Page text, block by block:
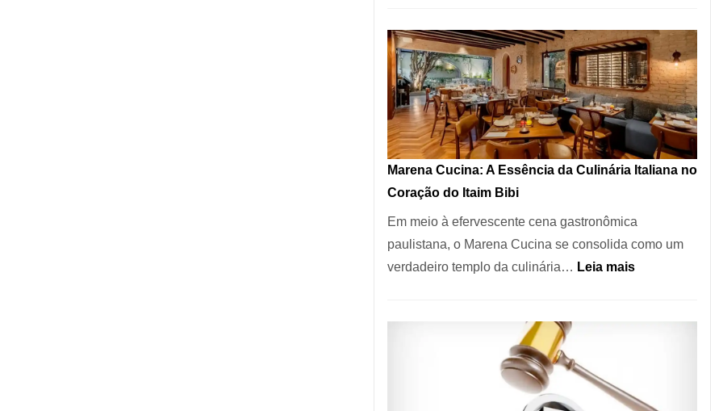
Como
Escolher
o
Forno
Ideal
para
sua
Pizzaria
Marena Cucina: A Essência da Culinária Italiana no
Coração do Itaim Bibi
Em meio à efervescente cena gastronômica
paulistana, o Marena Cucina se consolida como um
verdadeiro templo da culinária… Leia mais:
Culinária